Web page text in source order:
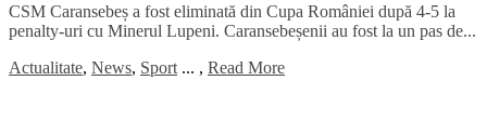
CSM Caransebeș a fost eliminată din Cupa României după 4-5 la
penalty-uri cu Minerul Lupeni. Caransebeșenii au fost la un pas de...
Actualitate, News, Sport ... , Read More